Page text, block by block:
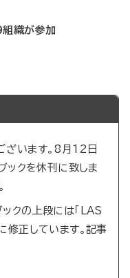
組織が参加
ざいます。8月12日
ックを休刊に致しま
クの上段には「LAS
修正しています。記事